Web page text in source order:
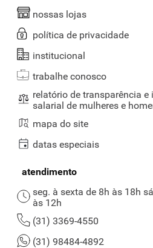
Se você deseja transformar suas
descontos extras em produtos
outras vantagens.
Aproveite a variedade de biscoitos e
em BH e reabasteça sua despensa
você gosta de petiscar, confira
salgadinhos e batata palhacom
momento.
nossas lojas
política de privacidade
institucional
trabalhe conosco
relatório de transparência e
salarial de mulheres e
mapa do site
datas especiais
atendimento
seg. à sexta de 8h às 18h
às 12h
(31) 3369-4550
(31) 98484-4892